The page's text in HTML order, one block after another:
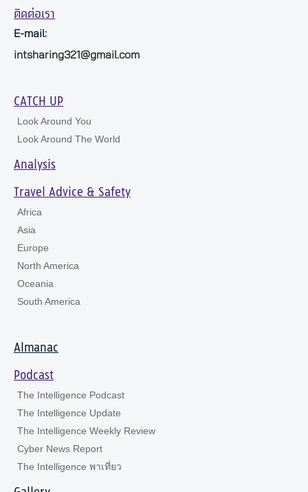
ติดต่อเรา
E-mail:
intsharing321@gmail.com
CATCH UP
Look Around You
Look Around The World
Analysis
Travel Advice & Safety
Africa
Asia
Europe
North America
Oceania
South America
Almanac
Podcast
The Intelligence Podcast
The Intelligence Update
The Intelligence Weekly Review
Cyber News Report
The Intelligence พาเที่ยว